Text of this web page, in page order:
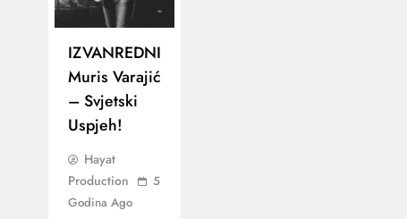
IZVANREDNI
Muris Varajić
– Svjetski
Uspjeh!
Hayat
Production
5
Godina Ago